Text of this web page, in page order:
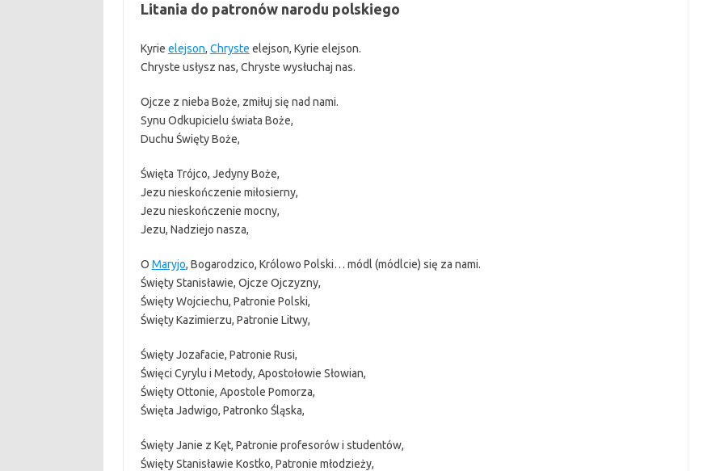
Litania do patronów narodu polskiego
Kyrie elejson, Chryste elejson, Kyrie elejson.
Chryste usłysz nas, Chryste wysłuchaj nas.
Ojcze z nieba Boże, zmiłuj się nad nami.
Synu Odkupicielu świata Boże,
Duchu Święty Boże,
Święta Trójco, Jedyny Boże,
Jezu nieskończenie miłosierny,
Jezu nieskończenie mocny,
Jezu, Nadziejo nasza,
O Maryjo, Bogarodzico, Królowo Polski… módl (módlcie) się za nami.
Święty Stanisławie, Ojcze Ojczyzny,
Święty Wojciechu, Patronie Polski,
Święty Kazimierzu, Patronie Litwy,
Święty Jozafacie, Patronie Rusi,
Święci Cyrylu i Metody, Apostołowie Słowian,
Święty Ottonie, Apostole Pomorza,
Święta Jadwigo, Patronko Śląska,
Święty Janie z Kęt, Patronie profesorów i studentów,
Święty Stanisławie Kostko, Patronie młodzieży,